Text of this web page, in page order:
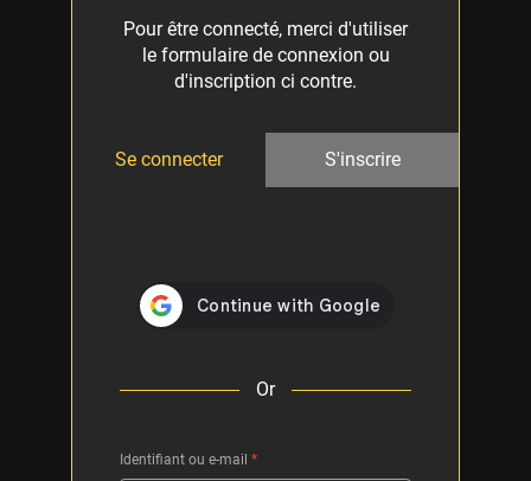
Pour être connecté, merci d'utiliser
le formulaire de connexion ou
d'inscription ci contre.
Se connecter S'inscrire
Or
Identifiant ou e-mail *